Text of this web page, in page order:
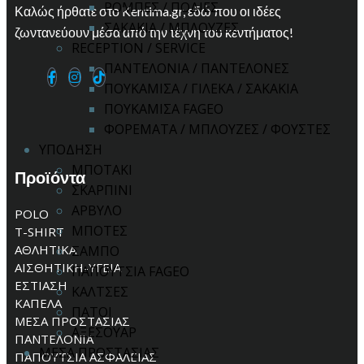
ΡΟΜΠΕΣ / ΠΟΔΙΕΣ
ΣΑΚΑΚΙΑ / ΜΠΛΟΥΖΕΣ
RECEPTION / SERVICE
ΠΑΝΤΕΛΟΝΙΑ / ΠΑΝΤΕΛΟΝΕΣ
ΠΟΥΚΑΜΙΣΑ / ΓΙΛΕΚΑ / ΣΑΚΑΚΙΑ
ΠΟΥΚΑΜΙΣΑ FAGEO
ΦΟΡΕΜΑΤΑ / ΜΠΛΟΥΖΕΣ / ΦΟΥΣΤΕΣ
ΥΠΟΔΗΣΗ
ΜΠΟΤΑΚΙ
ΣΚΑΡΠΙΝΙ
ΑΡΒΥΛΟ
ΜΠΟΤΕΣ
ΣΑΜΠΟ
ΠΑΠΟΥΤΣΙΑ FAGEO
ΚΑΛΤΣΕΣ
ΠΑΤΟΙ
ΑΞΕΣΟΥΑΡ
ΜΕΣΑ ΠΡΟΣΤΑΣΙΑΣ
Καλώς ήρθατε στο Kentima.gr, εδώ που οι ιδέες
ζωντανεύουν μέσα από την τέχνη του κεντήματος!
Προϊόντα
POLO
T-SHIRT
ΑΘΛΗΤΙΚΑ
ΑΙΣΘΗΤΙΚΗ-ΥΓΕΙΑ
ΕΣΤΙΑΣΗ
ΚΑΠΕΛΑ
ΜΕΣΑ ΠΡΟΣΤΑΣΙΑΣ
ΠΑΝΤΕΛΟΝΙΑ
ΠΑΠΟΥΤΣΙΑ ΑΣΦΑΛΕΙΑΣ